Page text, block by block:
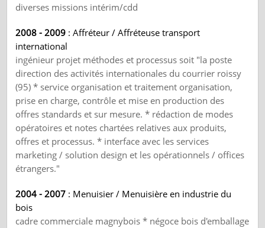
diverses missions intérim/cdd
2008 - 2009 : Affréteur / Affréteuse transport
international
ingénieur projet méthodes et processus soit "la poste
direction des activités internationales du courrier roissy
(95) * service organisation et traitement organisation,
prise en charge, contrôle et mise en production des
offres standards et sur mesure. * rédaction de modes
opératoires et notes chartées relatives aux produits,
offres et processus. * interface avec les services
marketing / solution design et les opérationnels / offices
étrangers."
2004 - 2007 : Menuisier / Menuisière en industrie du
bois
cadre commerciale magnybois * négoce bois d'emballage